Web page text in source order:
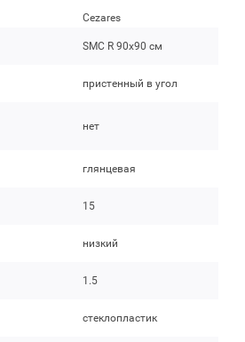
Cezares
SMC R 90x90 см
пристенный в угол
нет
глянцевая
15
низкий
1.5
стеклопластик